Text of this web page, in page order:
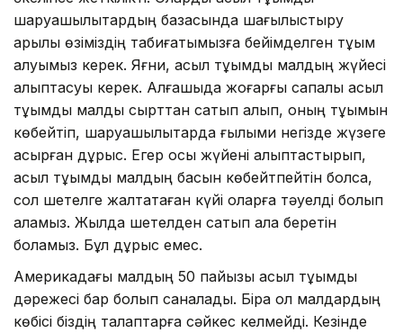
шаруашылықтардың базасында шағылыстыру
арқылы өзіміздің табиғатымызға бейімделген тұқым
алуымыз керек. Яғни, асыл тұқымды малдың жүйесі
қалыптасуы керек. Алғашқыда жоғарғы сапалы асыл
тұқымды малды сырттан сатып алып, оның тұқымын
көбейтіп, шаруашылықтарда ғылыми негізде жүзеге
асырған дұрыс. Егер осы жүйені қалыптастырып,
асыл тұқымды малдың басын көбейтпейтін болсақ,
сол шетелге жалтақтаған күйі оларға тәуелді болып
қаламыз. Жылда шетелден сатып ала беретін
боламыз. Бұл дұрыс емес.
Америкадағы малдың 50 пайызы асыл тұқымды
дәрежесі бар болып саналады. Бірақ ол малдардың
көбісі біздің талаптарға сәйкес келмейді. Кезінде